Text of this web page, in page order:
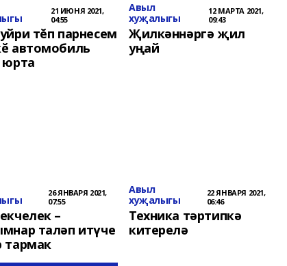
21 ИЮНЯ 2021,
04:55
тĕп парнесем
автомобиль
юрта
Авыл
хуҗалыгы
12 МАРТА 2021,
09:43
Җилкәннәргә җил
уңай
26 ЯНВАРЯ 2021,
07:55
–
таләп итүче
тармак
Авыл
хуҗалыгы
22 ЯНВАРЯ 2021,
06:46
Техника тәртипкә
китерелә